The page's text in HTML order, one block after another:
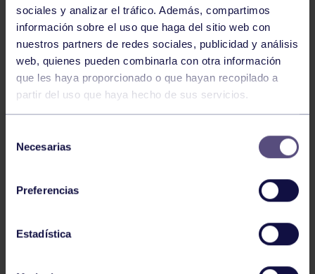
sociales y analizar el tráfico. Además, compartimos
información sobre el uso que haga del sitio web con
nuestros partners de redes sociales, publicidad y análisis
web, quienes pueden combinarla con otra información
que les haya proporcionado o que hayan recopilado a
partir del uso que haya hecho de sus servicios.
Necesarias
Preferencias
Estadística
Piragüismo 06 Ago 2026
CÉSAR ÁLVAREZ CONQUISTA EL MINI
SELLA